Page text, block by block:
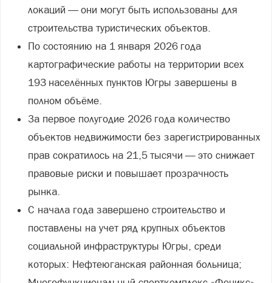
локаций — они могут быть использованы для
строительства туристических объектов.
По состоянию на 1 января 2026 года
картографические работы на территории всех
193 населённых пунктов Югры завершены в
полном объёме.
За первое полугодие 2026 года количество
объектов недвижимости без зарегистрированных
прав сократилось на 21,5 тысячи — это снижает
правовые риски и повышает прозрачность
рынка.
С начала года завершено строительство и
поставлены на учет ряд крупных объектов
социальной инфраструктуры Югры, среди
которых: Нефтеюганская районная больница;